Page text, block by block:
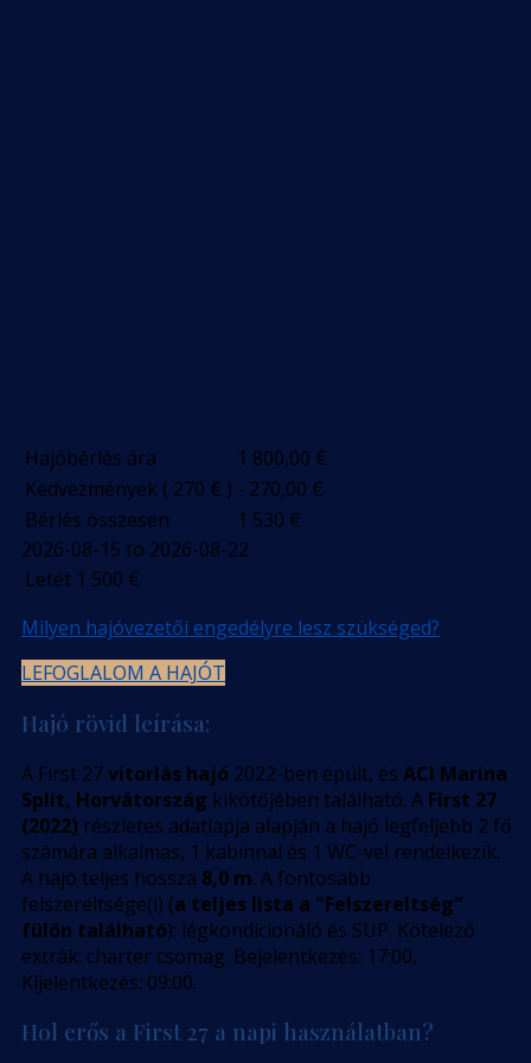
Hajóbérlés ára 1 800,00 €
Kedvezmények ( 270 € ) - 270,00 €
Bérlés összesen
1 530 €
2026-08-15 to 2026-08-22
Letét 1 500 €
Milyen hajóvezetői engedélyre lesz szükséged?
LEFOGLALOM A HAJÓT
Hajó rövid leírása:
A First 27vitorlás hajó 2022-ben épült, és ACI Marina
Split, Horvátország kikötőjében található. A First 27
(2022) részletes adatlapja alapján a hajó legfeljebb 2 fő
számára alkalmas, 1 kabinnal és 1 WC-vel rendelkezik.
A hajó teljes hossza 8,0 m. A fontosabb
felszereltsége(i) (a teljes lista a "Felszereltség"
fülön található): légkondicionáló és SUP. Kötelező
extrák: charter csomag. Bejelentkezés: 17:00,
Kijelentkezés: 09:00.
Hol erős a First 27 a napi használatban?